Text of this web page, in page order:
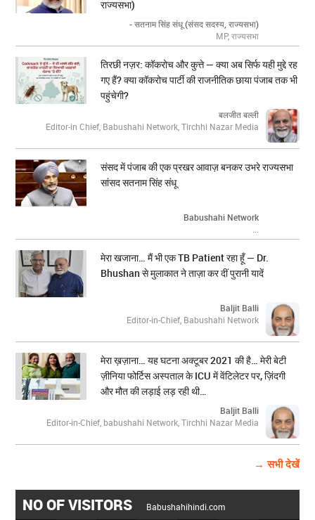
राज्यसभा)
- सतनाम सिंह संधू (संसद सदस्य, राज्यसभा)
MP, राज्यसभा
तिरछी नज़र: कॉकरोच और कुत्ते — क्या अब सिर्फ यही मुद्दे रह
गए हैं? क्या कॉकरोच पार्टी की राजनीतिक छाया पंजाब तक भी
पहुंचेगी?
बलजीत बल्ली
Editor-in Chief, Babushahi Network, Tirchhi Nazar Media
संसद में पंजाब की एक प्रखर आवाज़ बनकर उभरे राज्यसभा
सांसद सतनाम सिंह संधू
Babushahi Network
...
मेरा खजाना… मैं भी एक TB Patient रहा हूँ — Dr.
Bhushan से मुलाकात ने ताज़ा कर दीं पुरानी यादें
Baljit Balli
Editor-in-Chief, Babushahi Network
मेरा ख़ज़ाना… यह घटना अक्टूबर 2021 की है… मेरी बेटी
ज़ीनिया फोर्टिस अस्पताल के ICU में वेंटिलेटर पर, ज़िंदगी
और मौत की लड़ाई लड़ रही थी…
Baljit Balli
Editor-in-Chief, babushahi Network, Tirchhi Nazar Media
→ सभी देखें
NO OF VISITORS Babushahihindi.com